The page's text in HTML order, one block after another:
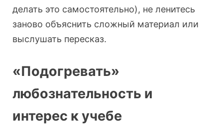
делать это самостоятельно), не ленитесь
заново объяснить сложный материал или
выслушать пересказ.
«Подогревать»
любознательность и
интерес к учебе